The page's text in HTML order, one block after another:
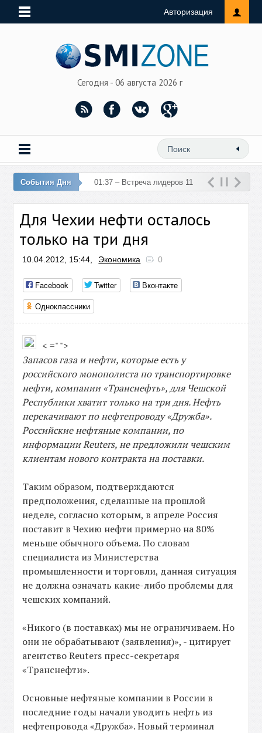
Авторизация
Сегодня - 06 августа 2026 г
События Дня 01:37 – Встреча лидеров 11
из-за теракта в Анкаре
Для Чехии нефти осталось
только на три дня
10.04.2012, 15:44, Экономика 0
Facebook Twitter
Вконтакте
Одноклассники
< =" ">
Запасов газа и нефти, которые есть у
российского монополиста по транспортировке
нефти, компании «Транснефть», для Чешской
Республики хватит только на три дня. Нефть
перекачивают по нефтепроводу «Дружба».
Российские нефтяные компании, по
информации Reuters, не предложили чешским
клиентам нового контракта на поставки.
Таким образом, подтверждаются
предположения, сделанные на прошлой
неделе, согласно которым, в апреле Россия
поставит в Чехию нефти примерно на 80%
меньше обычного объема. По словам
специалиста из Министерства
промышленности и торговли, данная ситуация
не должна означать какие-либо проблемы для
чешских компаний.
«Никого (в поставках) мы не ограничиваем. Но
они не обрабатывают (заявления)», - цитирует
агентство Reuters пресс-секретаря
«Транснефти».
Основные нефтяные компании в России в
последние годы начали уводить нефть из
нефтепровода «Дружба». Новый терминал